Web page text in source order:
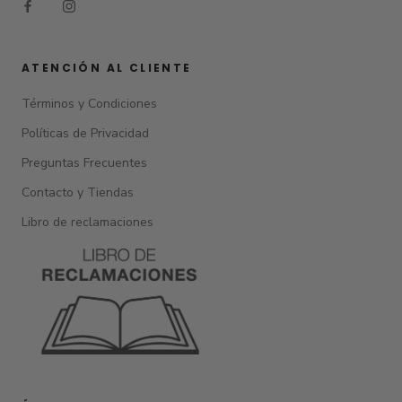
ATENCIÓN AL CLIENTE
Términos y Condiciones
Políticas de Privacidad
Preguntas Frecuentes
Contacto y Tiendas
Libro de reclamaciones